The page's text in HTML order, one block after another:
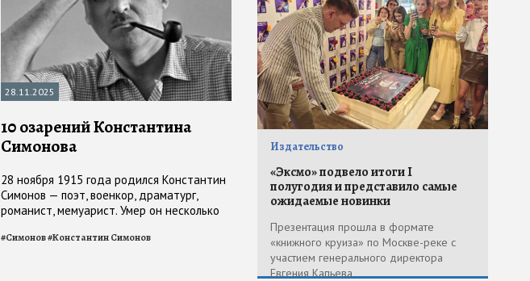
28.11.2025
10 озарений Константина
Симонова
28 ноября 1915 года родился Константин
Симонов — поэт, военкор, драматург,
романист, мемуарист. Умер он несколько
навсегда
#Симонов#Константин Симонов
Издательство
«Эксмо» подвело итоги I
полугодия и представило самые
ожидаемые новинки
Презентация прошла в формате
«книжного круиза» по Москве-реке с
участием генерального директора
Евгения Капьева